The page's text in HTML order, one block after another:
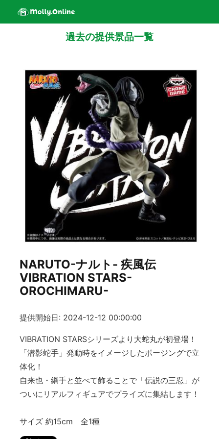
過去の提供景品一覧
NARUTO-ナルト- 疾風伝
VIBRATION STARS-
OROCHIMARU-
提供開始日: 2024-12-12 00:00:00
VIBRATION STARSシリーズより大蛇丸が初登場！
「潜影蛇手」発動時をイメージしたポージングで立
体化！
自来也・綱手と並べて飾ることで「伝説の三忍」が
ついにリアルフィギュアでプライズに集結します！
サイズ 約15cm 全1種